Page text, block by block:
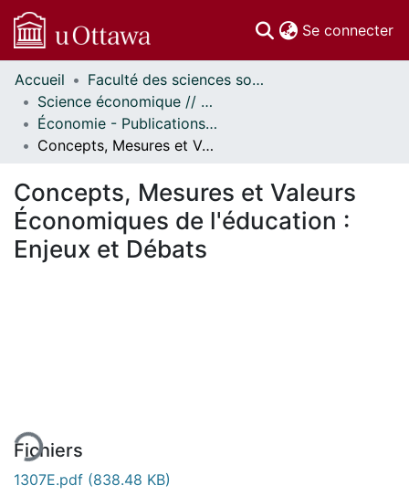
Se connecter
Communautés
et collections
Parcourir
Statistiques
À propos
Accueil
Faculté des sciences sociales // Faculty of Social Sciences
Science économique // Economics
Économie - Publications // Economics - Working Papers
Concepts, Mesures et Valeurs Économiques de l'éducation : Enjeux et Débats
Concepts, Mesures et Valeurs
Économiques de l'éducation :
Enjeux et Débats
Fichiers
1307E.pdf (838.48 KB)